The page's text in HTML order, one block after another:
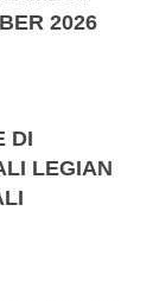
2026
DI
LEGIAN